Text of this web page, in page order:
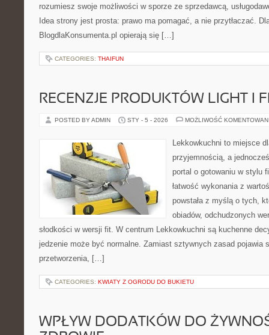
rozumiesz swoje możliwości w sporze ze sprzedawcą,
Idea strony jest prosta: prawo ma pomagać, a nie przytłaczać.
BlogdlaKonsumenta.pl opierają się […]
CATEGORIES: THAIFUN
RECENZJE PRODUKTÓW LIGHT I
POSTED BY ADMIN STY - 5 - 2026 MOŻLIWOŚĆ
Lekkowkuchni to miejsce
przyjemnością, a
portal o gotowaniu w stylu
łatwość wykonania z
powstała z myślą o tych,
obiadów, odchudzonych
słodkości w wersji fit. W centrum Lekkowkuchni są kuchenne
jedzenie może być normalne. Zamiast sztywnych zasad pojawia
przetworzenia, […]
CATEGORIES: KWIATY Z OGRODU DO BUKIETU
WPŁYW DODATKÓW DO